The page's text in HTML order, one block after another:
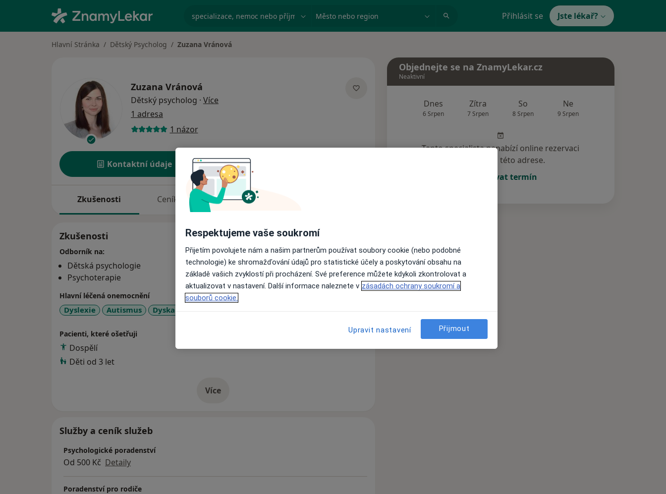
specializace, nemoc nebo příjmení Město nebo region Přihlásit se Jste lékař?
Hlavní Stránka Dětský Psycholog Zuzana Vránová
Zuzana Vránová
Dětský psycholog · Více
1 adresa
1 názor
Kontaktní údaje
Zkušenosti Ceník Adresy
Zkušenosti
Odborník na:
Dětská psychologie
Psychoterapie
Hlavní léčená onemocnění
Dyslexie Autismus Dyskalkulie
Pacienti, které ošetřuji
Dospělí
Děti od 3 let
Víceo zkušenostech
Služby a ceník služeb
Psychologické poradenství
Od 500 Kč Detaily
Poradenství pro rodiče
Objednejte se na ZnamyLekar.cz
Neaktivní
Dnes
6 Srpen
Zítra
7 Srpen
So
8 Srpen
Ne
9 Srpen
Tento specialista nenabízí online rezervaci
termínu na této adrese.
Rezervovat termín
Respektujeme vaše soukromí
Přijetím povolujete nám a našim partnerům používat soubory cookie (nebo podobné
technologie) ke shromažďování údajů pro statistické účely a poskytování obsahu na
základě vašich zvyklostí při procházení. Své preference můžete kdykoli zkontrolovat a
aktualizovat v nastavení. Další informace naleznete v zásadách ochrany soukromí a
souborů cookie.
Upravit nastavení Přijmout